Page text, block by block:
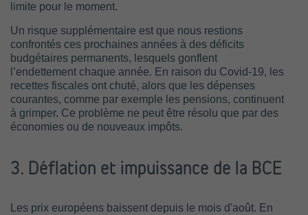
limite pour le moment.
Un risque supplémentaire est que nous restions
confrontés ces prochaines années à des déficits
budgétaires permanents, lesquels gonflent
l’endettement chaque année. En raison du Covid-19, les
recettes fiscales ont chuté, alors que les dépenses
courantes, comme par exemple les pensions, continuent
à grimper. Ce problème ne peut être résolu que par des
économies ou de nouveaux impôts.
3. Déflation et impuissance de la BCE
Les prix européens baissent depuis le mois d'août. En